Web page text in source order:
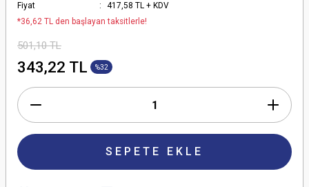
Fiyat
417,58 TL + KDV
*36,62 TL den başlayan taksitlerle!
501,10 TL
343,22 TL %32
SEPETE EKLE